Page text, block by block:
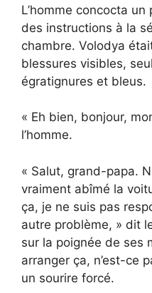
L’homme concocta
des instructions à la
chambre. Volodya
blessures visibles,
égratignures et bleus.
« Eh bien, bonjour,
l’homme.
« Salut, grand-papa.
vraiment abîmé la
ça, je ne suis pas
autre problème, » dit
sur la poignée de ses
arranger ça, n’est-ce
un sourire forcé.